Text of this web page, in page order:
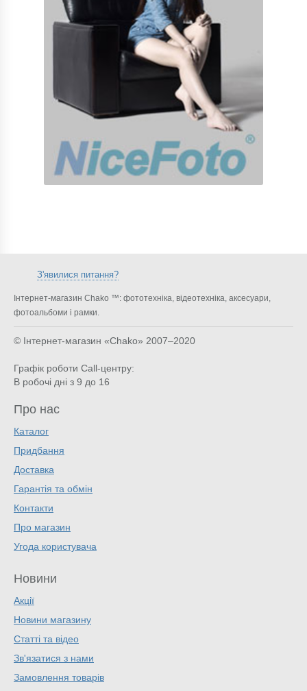
З'явилися питання?
Інтернет-магазин Chako ™: фототехніка, відеотехніка, аксесуари,
фотоальбоми і рамки.
© Інтернет-магазин «Chako» 2007–2020
Графік роботи Call-центру:
В робочі дні з 9 до 16
Про нас
Каталог
Придбання
Доставка
Гарантія та обмін
Контакти
Про магазин
Угода користувача
Новини
Акції
Новини магазину
Статті та відео
Зв'язатися з нами
Замовлення товарів